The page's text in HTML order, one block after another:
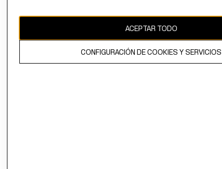
El contenido de esta página web está protegido por copyright y es
propiedad de H&M Hennes & Mauritz AB.ACEPTAR TODO
CONFIGURACIÓN DE COOKIES Y SERVICIOS